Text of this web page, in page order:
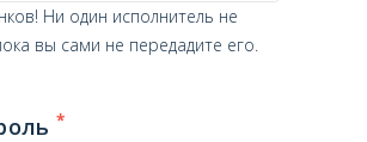
Ни один исполнитель не
вы сами не передадите его.
*